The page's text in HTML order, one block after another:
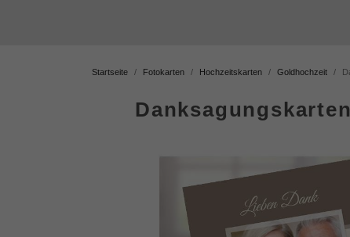
Startseite Fotokarten Hochzeitskarten Goldhochzeit